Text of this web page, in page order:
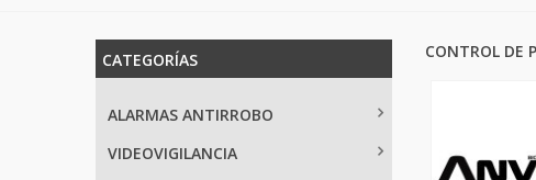
CATEGORÍAS
ALARMAS ANTIRROBO
VIDEOVIGILANCIA
CONTROL DE